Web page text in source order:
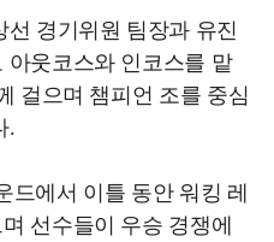
경기위원 팀장과 유진
아웃코스와 인코스를 맡
걸으며 챔피언 조를 중심
.
드에서 이틀 동안 워킹 레
선수들이 우승 경쟁에